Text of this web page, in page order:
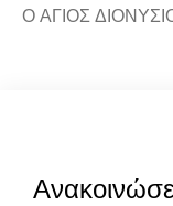
Ο ΑΓΙΟΣ